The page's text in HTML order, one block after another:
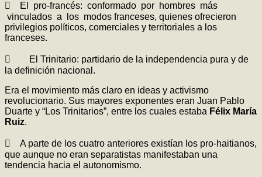
 El pro-francés: conformado por hombres más
vinculados a los modos franceses, quienes ofrecieron
privilegios políticos, comerciales y territoriales a los
franceses.
 El Trinitario: partidario de la independencia pura y de
la definición nacional.
Era el movimiento más claro en ideas y activismo
revolucionario. Sus mayores exponentes eran Juan Pablo
Duarte y “Los Trinitarios”, entre los cuales estaba Félix María
Ruiz.
 A parte de los cuatro anteriores existían los pro-haitianos,
que aunque no eran separatistas manifestaban una
tendencia hacia el autonomismo.